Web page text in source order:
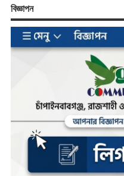
বিজ্ঞাপন